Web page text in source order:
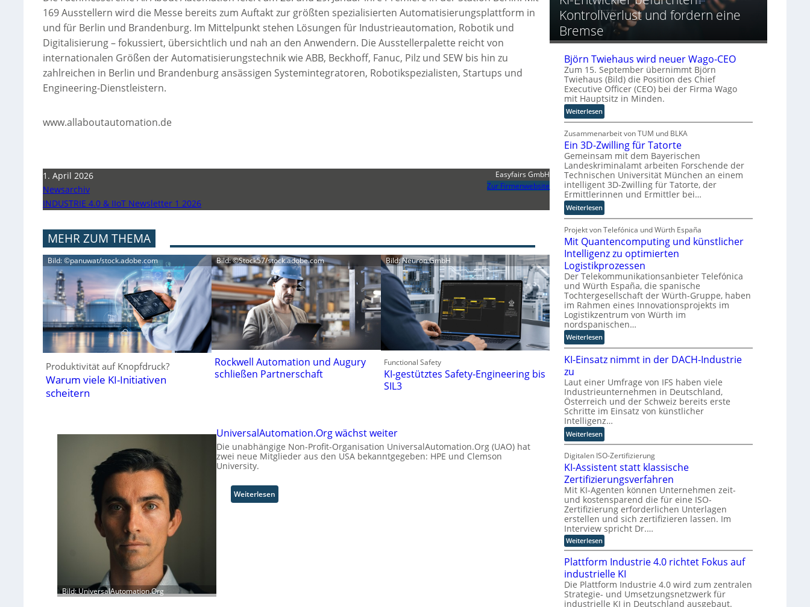
169 Ausstellern wird die Messe bereits zum Auftakt zur größten spezialisierten Automatisierungsplattform in
und für Berlin und Brandenburg. Im Mittelpunkt stehen Lösungen für Industrieautomation, Robotik und
Digitalisierung – fokussiert, übersichtlich und nah an den Anwendern. Die Ausstellerpalette reicht von
internationalen Größen der Automatisierungstechnik wie ABB, Beckhoff, Fanuc, Pilz und SEW bis hin zu
zahlreichen in Berlin und Brandenburg ansässigen Systemintegratoren, Robotikspezialisten, Startups und
Engineering-Dienstleistern.
www.allaboutautomation.de
1. April 2026
Newsarchiv
INDUSTRIE 4.0 & IIoT Newsletter 1 2026
Easyfairs GmbH
Zur Firmenwebsite
MEHR ZUM THEMA
Bild: ©panuwat/stock.adobe.com
Produktivität auf Knopfdruck?
Warum viele KI-Initiativen
scheitern
Bild: ©Stock57/stock.adobe.com
Rockwell Automation und Augury
schließen Partnerschaft
Bild: Neuron GmbH
Functional Safety
KI-gestütztes Safety-Engineering bis
SIL3
Bild: UniversalAutomation.Org
UniversalAutomation.Org wächst weiter
Die unabhängige Non-Profit-Organisation UniversalAutomation.Org (UAO) hat
zwei neue Mitglieder aus den USA bekanntgegeben: HPE und Clemson
University.
Weiterlesen
U
n
g
t
o
r
y
A
u
s
b
a
u
o
ä
i
s
c
h
e
n
R
o
u
t
e
r
-
H
e
r
s
t
e
l
l
e
r
n
a
h
A
u
t
o
m
a
t
i
s
i
e
r
u
n
g
s
l
ö
s
u
n
g
e
n
Kontrollverlust und fordern eine
Bremse
Björn Twiehaus wird neuer Wago-CEO
Zum 15. September übernimmt Björn
Twiehaus (Bild) die Position des Chief
Executive Officer (CEO) bei der Firma Wago
mit Hauptsitz in Minden.
Weiterlesen:
B
j
ö
r
n
T
w
i
e
h
a
u
s
w
i
r
d
n
e
u
e
r
W
g
o
-
C
E
O
Zusammenarbeit von TUM und BLKA
Ein 3D-Zwilling für Tatorte
Gemeinsam mit dem Bayerischen
Landeskriminalamt arbeiten Forschende der
Technischen Universität München an einem
intelligent 3D-Zwilling für Tatorte, der
Ermittlerinnen und Ermittler bei…
Weiterlesen:
E
i
n
3
-
Z
w
i
l
l
i
n
g
ü
r
T
a
t
o
r
t
e
Projekt von Telefónica und Würth España
Mit Quantencomputing und künstlicher
Intelligenz zu optimierten
Logistikprozessen
Der Telekommunikationsanbieter Telefónica
und Würth España, die spanische
Tochtergesellschaft der Würth-Gruppe, haben
im Rahmen eines Innovationsprojekts im
Logistikzentrum von Würth im
nordspanischen…
Weiterlesen:
M
i
Q
u
a
n
t
e
n
c
o
m
p
u
t
i
n
g
u
n
d
k
ü
KI-Einsatz nimmt in der DACH-Industrie
zu
Laut einer Umfrage von IFS haben viele
Industrieunternehmen in Deutschland,
Österreich und der Schweiz bereits erste
Schritte im Einsatz von künstlicher
Intelligenz…
Weiterlesen:
K
I
-
E
i
n
s
a
t
z
n
i
m
m
t
Digitalen ISO-Zertifizierung
KI-Assistent statt klassische
Zertifizierungsverfahren
Mit KI-Agenten können Unternehmen zeit-
und kostensparend die für eine ISO-
Zertifizierung erforderlichen Unterlagen
erstellen und sich zertifizieren lassen. Im
Interview spricht Dr.…
Weiterlesen:
K
-
A
s
s
i
Plattform Industrie 4.0 richtet Fokus auf
industrielle KI
Die Plattform Industrie 4.0 wird zum zentralen
Strategie- und Umsetzungsnetzwerk für
industrielle KI in Deutschland ausgebaut.